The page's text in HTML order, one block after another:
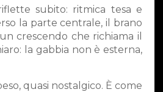
subito: ritmica tesa e
la parte centrale, il brano
crescendo che richiama il
la gabbia non è esterna,
quasi nostalgico. È come